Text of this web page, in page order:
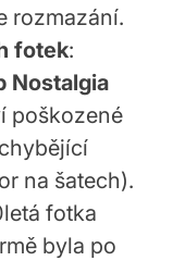
rozmazání.
fotek:
Nostalgia
poškozené
na šatech).
fotka
byla po